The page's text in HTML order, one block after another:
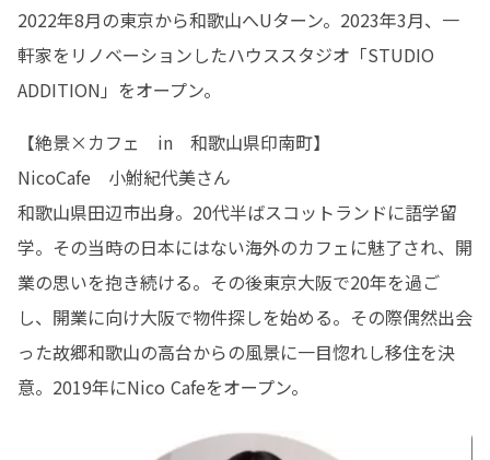
2022年8月の東京から和歌山へUターン。2023年3月、一
軒家をリノベーションしたハウススタジオ「STUDIO
ADDITION」をオープン。
【絶景×カフェ　in　和歌山県印南町】
NicoCafe　小鮒紀代美さん
和歌山県田辺市出身。20代半ばスコットランドに語学留
学。その当時の日本にはない海外のカフェに魅了され、開
業の思いを抱き続ける。その後東京大阪で20年を過ご
し、開業に向け大阪で物件探しを始める。その際偶然出会
った故郷和歌山の高台からの風景に一目惚れし移住を決
意。2019年にNico Cafeをオープン。